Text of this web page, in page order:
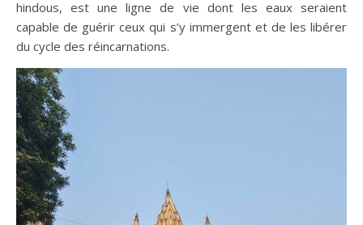
hindous, est une ligne de vie dont les eaux seraient
capable de guérir ceux qui s’y immergent et de les libérer
du cycle des réincarnations.